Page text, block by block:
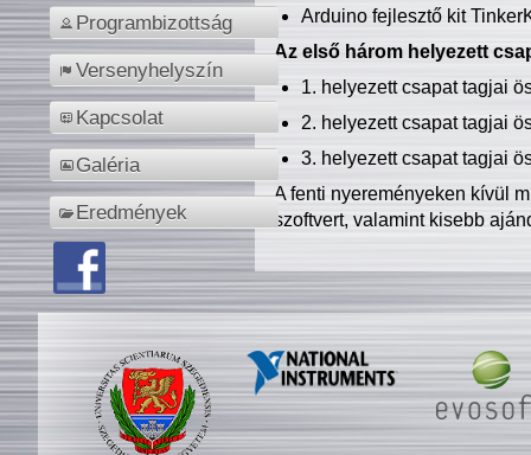
Programbizottság
Versenyhelyszín
Kapcsolat
Galéria
Eredmények
Arduino fejlesztő kit
Az első három helyezett
1. helyezett csapat tagjai
2. helyezett csapat tagjai
3. helyezett csapat tagjai
A fenti nyereményeken kívül
szoftvert, valamint kisebb